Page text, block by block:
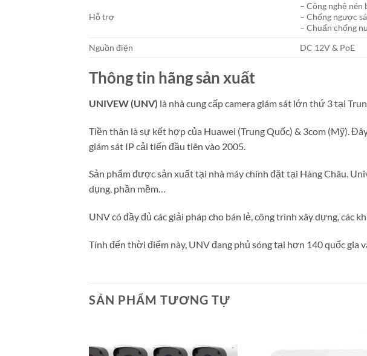
Hỗ trợ
– Công nghệ nén
– Chống ngược
– Chuẩn chống
Nguồn điện
DC 12V & PoE
Thông tin hãng sản xuất
UNIVEW (UNV) là nhà cung cấp camera giám sát lớn thứ 3 tại
Tiền thân là sự kết hợp của Huawei (Trung Quốc) & 3com (Mỹ).
giám sát IP cải tiến đầu tiên vào 2005.
Sản phẩm được sản xuất tại nhà máy chính đặt tại Hàng Châu.
dụng, phần mềm…
UNV có đầy đủ các giải pháp cho bán lẻ, công trình xây dựng, các
Tính đến thời điểm này, UNV đang phủ sóng tại hơn 140 quốc gia
SẢN PHẨM TƯƠNG TỰ